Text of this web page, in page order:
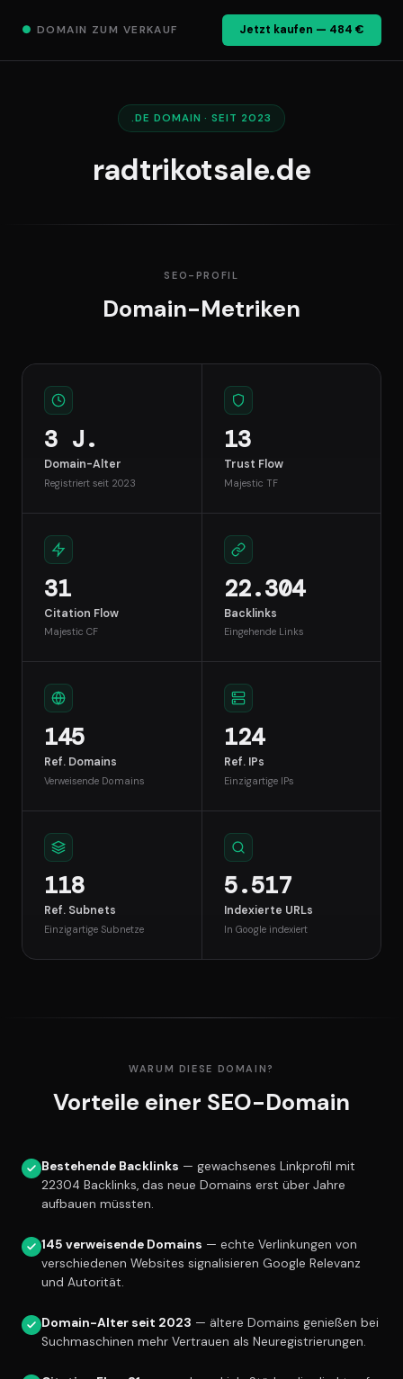
● DOMAIN ZUM VERKAUF Jetzt kaufen — 484 €
.DE DOMAIN · SEIT 2023
radtrikotsale.de
SEO-PROFIL
Domain-Metriken
3 J.
Domain-Alter
Registriert seit 2023
13
Trust Flow
Majestic TF
31
Citation Flow
Majestic CF
22.304
Backlinks
Eingehende Links
145
Ref. Domains
Verweisende Domains
124
Ref. IPs
Einzigartige IPs
118
Ref. Subnets
Einzigartige Subnetze
5.517
Indexierte URLs
In Google indexiert
WARUM DIESE DOMAIN?
Vorteile einer SEO-Domain
Bestehende Backlinks — gewachsenes Linkprofil mit
22304 Backlinks, das neue Domains erst über Jahre
aufbauen müssten.
145 verweisende Domains — echte Verlinkungen von
verschiedenen Websites signalisieren Google Relevanz
und Autorität.
Domain-Alter seit 2023 — ältere Domains genießen bei
Suchmaschinen mehr Vertrauen als Neuregistrierungen.